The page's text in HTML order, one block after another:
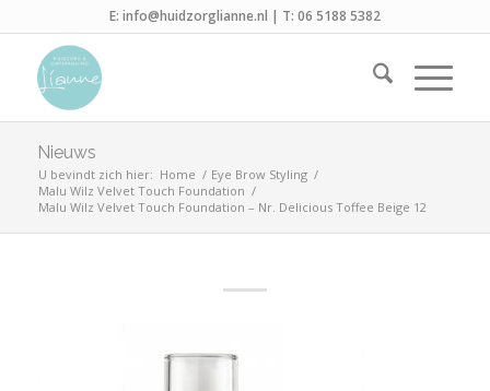
E: info@huidzorglianne.nl | T: 06 5188 5382
Nieuws
U bevindt zich hier: Home / Eye Brow Styling /
Malu Wilz Velvet Touch Foundation /
Malu Wilz Velvet Touch Foundation – Nr. Delicious Toffee Beige 12